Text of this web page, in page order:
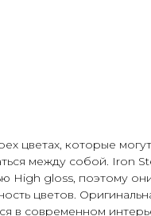
цветах, которые
между собой. Iron
High gloss, поэтому
цветов.
в современном